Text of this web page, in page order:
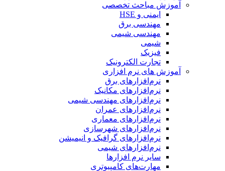
آموزش مباحث تخصصی
ایمنی و HSE
مهندسی برق
مهندسی شیمی
شیمی
فیزیک
تجارت الکترونیک
آموزش های نرم افزاری
نرم‌افزارهای برق
نرم‌افزارهای مکانیک
نرم‌افزارهای مهندسی شیمی
نرم‌افزارهای عمران
نرم‌افزارهای معماری
نرم‌افزارهای شهرسازی
نرم‌افزارهای گرافیک و انیمیشن
نرم‌افزارهای شیمی
سایر نرم افزارها
مهارت‌های کامپیوتری